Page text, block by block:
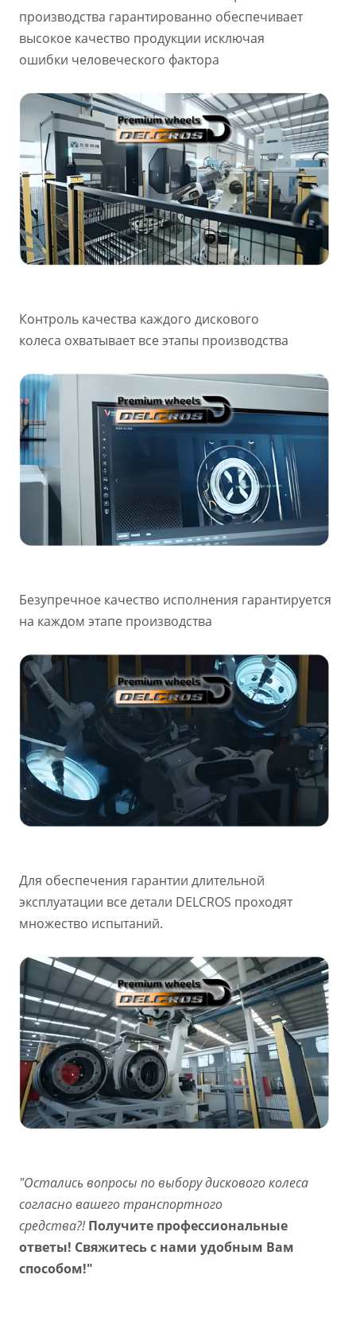
производства гарантированно обеспечивает
высокое качество продукции исключая
ошибки человеческого фактора
Контроль качества каждого дискового
колеса охватывает все этапы производства
Безупречное качество исполнения гарантируется
на каждом этапе производства
Для обеспечения гарантии длительной
эксплуатации все детали DELCROS проходят
множество испытаний.
"Остались вопросы по выбору дискового колеса
согласно вашего транспортного
средства?! Получите профессиональные
ответы! Свяжитесь с нами удобным Вам
способом!"